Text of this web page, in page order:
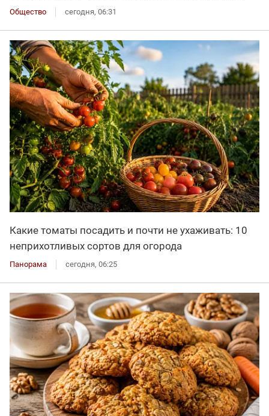
Общество сегодня, 06:31
Какие томаты посадить и почти не ухаживать: 10
неприхотливых сортов для огорода
Панорама сегодня, 06:25